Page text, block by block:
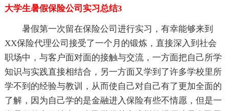
大学生暑假保险公司实习总结3
暑假第一次留在保险公司进行实习，有幸能够来到
XX保险代理公司接受了一个月的锻炼，直接深入到社会
职场中，与客户面对面的接触与交流，一方面把自己所学
知识与实践直接相结合，另一方面又学到了许多学校里所
学不到的经验与教训，从而使自己对自己有了更加全面的
了解，因为自己学的是金融进入保险有些不情愿，但是一